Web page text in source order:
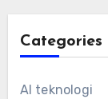
Categories
AI teknologi